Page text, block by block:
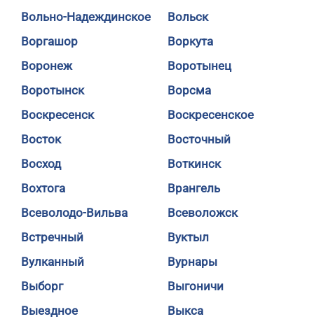
Вольно-Надеждинское
Вольск
Воргашор
Воркута
Воронеж
Воротынец
Воротынск
Ворсма
Воскресенск
Воскресенское
Восток
Восточный
Восход
Воткинск
Вохтога
Врангель
Всеволодо-Вильва
Всеволожск
Встречный
Вуктыл
Вулканный
Вурнары
Выборг
Выгоничи
Выездное
Выкса